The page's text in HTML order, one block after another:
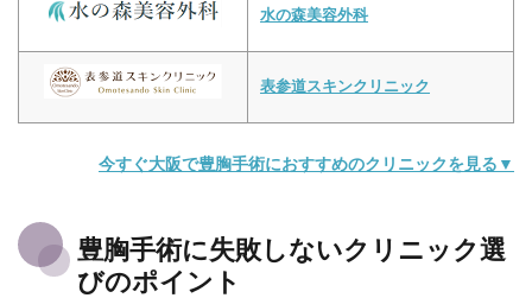
水の森美容外科
表参道スキンクリニック
今すぐ大阪で豊胸手術におすすめのクリニックを見る▼
豊胸手術に失敗しないクリニック選
びのポイント